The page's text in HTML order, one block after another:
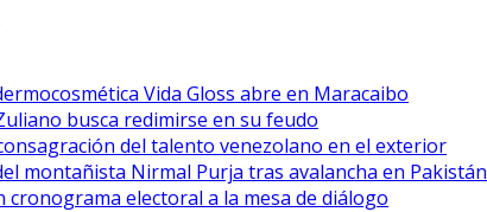
Vida Gloss abre en Maracaibo
busca redimirse en su feudo
del talento venezolano en el exterior
montañista Nirmal Purja tras avalancha en Pakistán
cronograma electoral a la mesa de diálogo